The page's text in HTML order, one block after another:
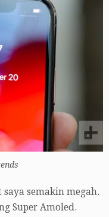
semakin megah.
Super Amoled.